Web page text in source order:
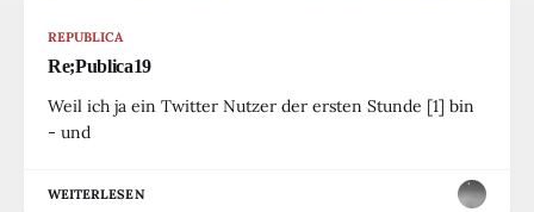
REPUBLICA
Re;Publica19
Weil ich ja ein Twitter Nutzer der ersten Stunde [1] bin
- und
WEITERLESEN